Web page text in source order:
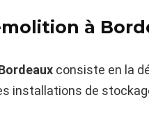
à
consiste en la
installations de